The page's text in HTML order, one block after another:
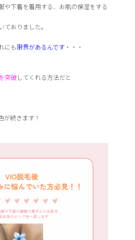
や下着を着用する、お肌の保湿をする
おりました。
にも限界があるんです ・・・
突破してくれる方法だと
が続きます ！